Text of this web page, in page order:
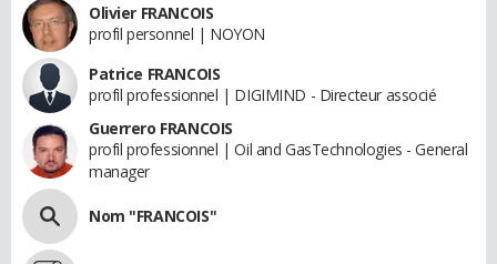
Olivier FRANCOIS
profil personnel | NOYON
Patrice FRANCOIS
profil professionnel | DIGIMIND - Directeur associé
Guerrero FRANCOIS
profil professionnel | Oil and GasTechnologies - General
manager
Nom "FRANCOIS"